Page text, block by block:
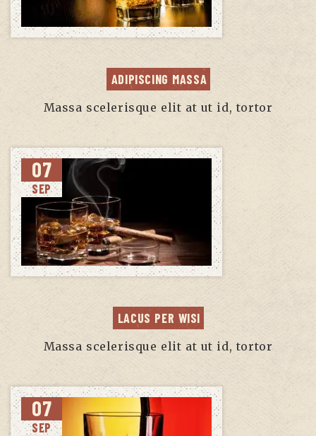
ADIPISCING MASSA
Massa scelerisque elit at ut id, tortor
07
SEP
LACUS PER WISI
Massa scelerisque elit at ut id, tortor
07
SEP